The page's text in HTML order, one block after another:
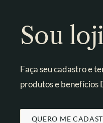
Sou
Faça seu cadastro e
produtos e benefícios
QUERO ME